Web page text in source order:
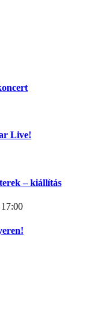
Live!
– kiállítás